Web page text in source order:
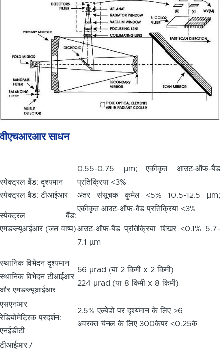
वीएचआरआर साधन
स्पेक्ट्रल बैंड: दृश्यमान
स्पेक्ट्रल बैंड: टीआईआर
स्पेक्ट्रल बैंड:
एमडब्ल्यूआईआर (जल वाष्प)
0.55-0.75 µm; एकीकृत आउट-ऑफ-बैंड
प्रतिक्रिया <3%
अंतर संसूचक कुमेल <5% 10.5-12.5 µm;
एकीकृत आउट-ऑफ-बैंड प्रतिक्रिया <3%
आउट-ऑफ-बैंड प्रतिक्रिया शिखर <0.1% 5.7-
7.1 µm
स्थानिक विभेदन दृश्यमान
स्थानिक विभेदन टीआईआर
और एमडब्ल्यूआईआर
56 μrad (या 2 किमी x 2 किमी)
224 μrad (या 8 किमी x 8 किमी)
एसएनआर
रेडियोमेट्रिक प्रदर्शन:
एनईडीटी
2.5% एल्बेडो पर दृश्यमान के लिए >6
अवरक्त चैनल के लिए 300केपर <0.25के
टीआईआर /